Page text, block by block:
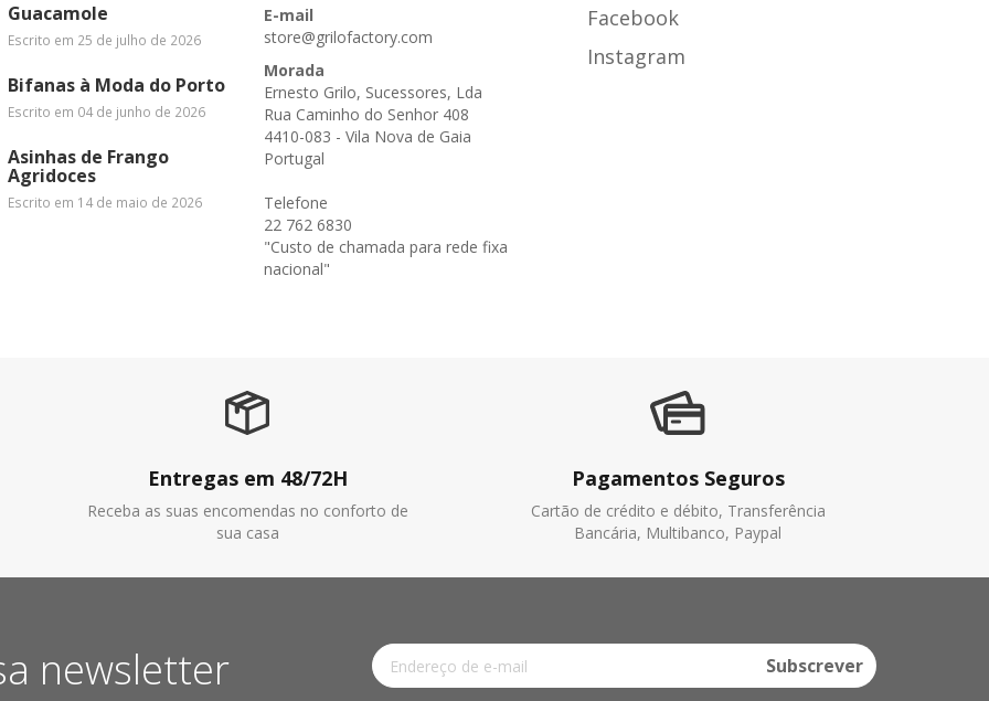
Guacamole
Escrito em 25 de julho de 2026
Bifanas à Moda do Porto
Escrito em 04 de junho de 2026
Asinhas de Frango
Agridoces
Escrito em 14 de maio de 2026
E-mail
store@grilofactory.com
Morada
Ernesto Grilo, Sucessores, Lda
Rua Caminho do Senhor 408
4410-083 - Vila Nova de Gaia
Portugal
Telefone
22 762 6830
"Custo de chamada para rede fixa
nacional"
Facebook
Instagram
Entregas em 48/72H
Receba as suas encomendas no conforto de
sua casa
Pagamentos Seguros
Cartão de crédito e débito, Transferência
Bancária, Multibanco, Paypal
newsletter Subscrever